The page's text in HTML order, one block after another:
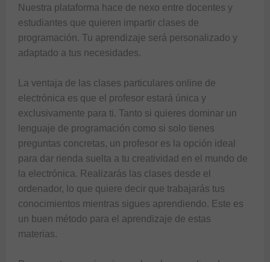
Nuestra plataforma hace de nexo entre docentes y
estudiantes que quieren impartir clases de
programación. Tu aprendizaje será personalizado y
adaptado a tus necesidades.
La ventaja de las clases particulares online de
electrónica es que el profesor estará única y
exclusivamente para ti. Tanto si quieres dominar un
lenguaje de programación como si solo tienes
preguntas concretas, un profesor es la opción ideal
para dar rienda suelta a tu creatividad en el mundo de
la electrónica. Realizarás las clases desde el
ordenador, lo que quiere decir que trabajarás tus
conocimientos mientras sigues aprendiendo. Este es
un buen método para el aprendizaje de estas
materias.